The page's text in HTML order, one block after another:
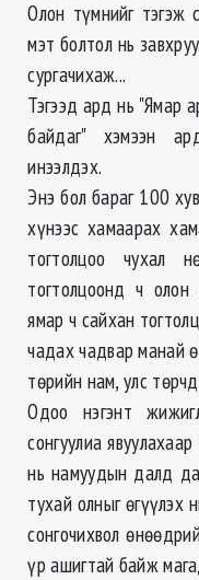
Олон түмнийг тэгэж
мэт болтол нь
сургачихаж...
Тэгээд ард нь "Ямар
байдаг" хэмээн
инээлдэх.
Энэ бол бараг 100
хүнээс хамаарах
тогтолцоо чухал
тогтолцоонд ч
ямар ч сайхан
чадах чадвар манай
төрийн нам, улс
Одоо нэгэнт
сонгуулиа
нь намуудын далд
тухай олныг өгүүлэх
сонгочихвол
үр ашигтай байж